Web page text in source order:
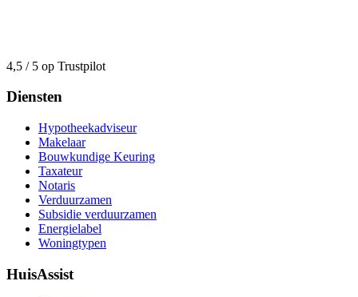
4,5 / 5 op Trustpilot
Diensten
Hypotheekadviseur
Makelaar
Bouwkundige Keuring
Taxateur
Notaris
Verduurzamen
Subsidie verduurzamen
Energielabel
Woningtypen
HuisAssist